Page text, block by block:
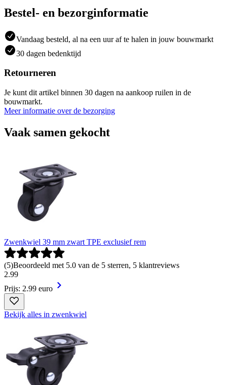
Bestel- en bezorginformatie
Vandaag besteld, al na een uur af te halen in jouw bouwmarkt
30 dagen bedenktijd
Retourneren
Je kunt dit artikel binnen 30 dagen na aankoop ruilen in de
bouwmarkt.
Meer informatie over de bezorging
Vaak samen gekocht
Zwenkwiel 39 mm zwart TPE exclusief rem
(5)Beoordeeld met 5.0 van de 5 sterren, 5 klantreviews
2.99
Prijs: 2.99 euro
Bekijk alles in zwenkwiel